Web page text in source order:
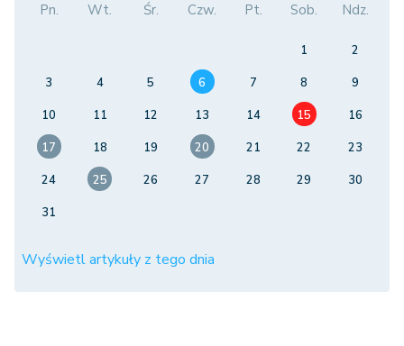
Pn. Wt. Śr. Czw. Pt. Sob. Ndz.
1
2
3
4 5 6 7 8
9
10
11 12 13 14 15
16
17
18 19 20 21 22
23
24
25 26 27 28 29
30
31
Wyświetl artykuły z tego dnia